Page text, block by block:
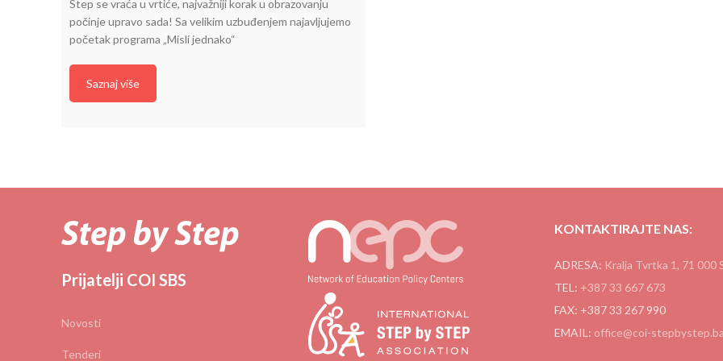
Step se vraća u vrtiće, najvažniji korak u obrazovanju
počinje upravo sada! Sa velikim uzbuđenjem najavljujemo
početak programa „Misli jednako“
Saznaj više
Prijatelji COI SBS
Novosti
Tenderi
KONTAKTIRAJTE NAS:
ADRESA: Kralja Tvrtka 1, 71 000
TEL: +387 33 667 673
FAX: +387 33 267 990
EMAIL: office@coi-stepbystep.ba